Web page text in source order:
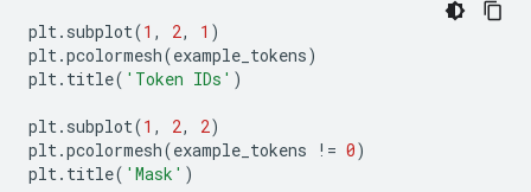
plt . subplot(1 , 2, 1 )
plt .pcolormesh(example_tokens)
plt . title( 'Token IDs' )
plt . subplot(1 , 2, 2)
plt .pcolormesh(example_tokens != 0)
plt . title( 'Mask' )